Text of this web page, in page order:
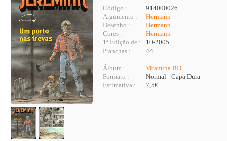
Código :
914000026
Argumento :
Hermann
Desenho :
Hermann
Cores :
Hermann
1ª Edição de :
10-2005
Pranchas :
44
Álbum :
Vitamina BD
Formato :
Normal - Capa Dura
Estimativa :
7,5€